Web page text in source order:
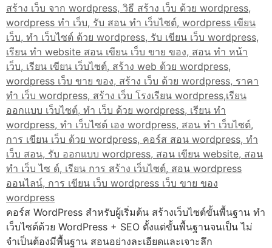
คอร์ส WordPress สำหรับผู้เริ่มต้น สร้างเว็บไซต์ขั้นพื้นฐาน ทำ
เว็บไซต์ด้วย WordPress + SEO ตั้งแต่ขั้นพื้นฐานจนเป็น ไม่
จำเป็นต้องมีพื้นฐาน สอนอย่างละเอียดและเจาะลึก